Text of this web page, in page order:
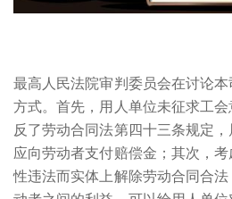
最高人民法院审判委员会在讨论
方式。首先，用人单位未征求工
反了劳动合同法第四十三条规定，
应向劳动者支付赔偿金；其次，
性违法而实体上解除劳动合同合